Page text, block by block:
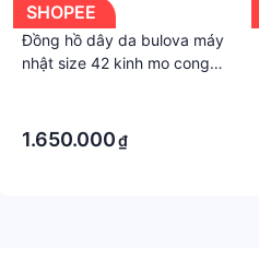
SHOPEE
Đồng hồ dây da bulova máy
nhật size 42 kinh mo cong
1.650.000₫